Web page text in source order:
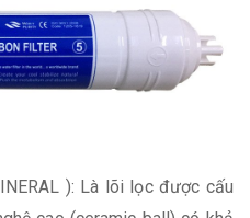
): Là lõi lọc được cấu